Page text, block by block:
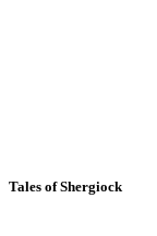
Tales of Shergiock